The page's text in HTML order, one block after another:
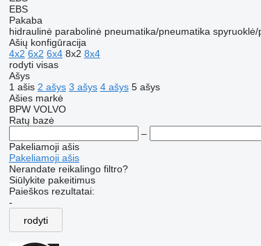
EBS
Pakaba
hidraulinė parabolinė pneumatika/pneumatika spyruoklė/
Ašių konfigūracija
4x2 6x2 6x4 8x2 8x4
rodyti visas
Ašys
1 ašis 2 ašys 3 ašys 4 ašys 5 ašys
Ašies markė
BPW VOLVO
Ratų bazė
–
Pakeliamoji ašis
Pakeliamoji ašis
Nerandate reikalingo filtro?
Siūlykite pakeitimus
Paieškos rezultatai:
-
rodyti